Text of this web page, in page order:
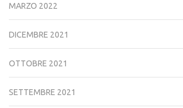
MARZO 2022
DICEMBRE 2021
OTTOBRE 2021
SETTEMBRE 2021